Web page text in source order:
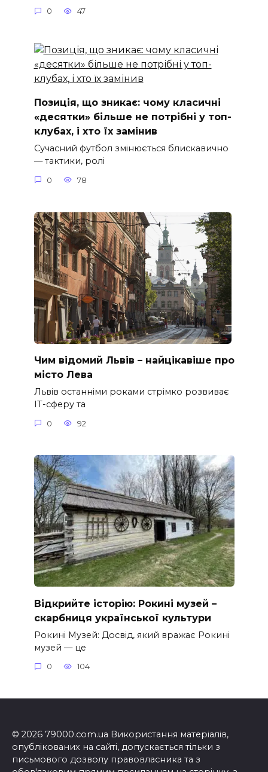
0 47
Позиція, що зникає: чому класичні
«десятки» більше не потрібні у топ-
клубах, і хто їх замінив
Сучасний футбол змінюється блискавично
— тактики, ролі
0 78
Чим відомий Львів – найцікавіше про
місто Лева
Львів останніми роками стрімко розвиває
ІТ-сферу та
0 92
Відкрийте історію: Рокині музей –
скарбниця української культури
Рокині Музей: Досвід, який вражає Рокині
музей — це
0 104
© 2026 79000.com.ua Використання матеріалів,
опублікованих на сайті, допускається тільки з
письмового дозволу правовласника та з